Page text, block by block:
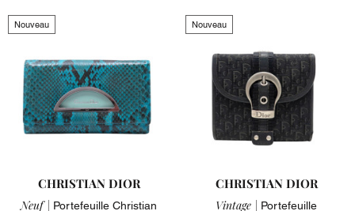
Nouveau
CHRISTIAN DIOR
Neuf | Portefeuille Christian
Nouveau
CHRISTIAN DIOR
Vintage | Portefeuille